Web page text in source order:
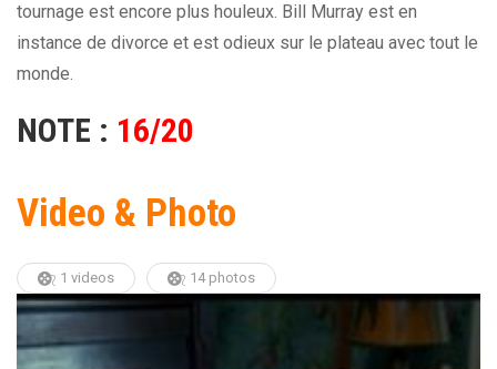
tournage est encore plus houleux. Bill Murray est en
instance de divorce et est odieux sur le plateau avec tout le
monde.
NOTE : 16/20
Video & Photo
1 videos 14 photos